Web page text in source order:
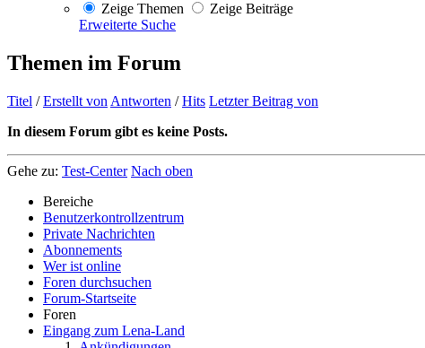
Zeige Themen
Zeige Beiträge
Erweiterte Suche
Themen im Forum
Titel /Erstellt von Antworten /Hits Letzter Beitrag von
In diesem Forum gibt es keine Posts.
Gehe zu: Test-Center Nach oben
Bereiche
Benutzerkontrollzentrum
Private Nachrichten
Abonnements
Wer ist online
Foren durchsuchen
Forum-Startseite
Foren
Eingang zum Lena-Land